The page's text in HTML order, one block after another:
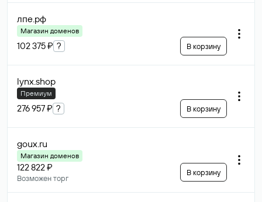
лпе.рф
Магазин доменов
102 375 ₽ ? В корзину
lynx.shop
Премиум
276 957 ₽ ? В корзину
goux.ru
Магазин доменов
122 822 ₽
Возможен торг
В корзину